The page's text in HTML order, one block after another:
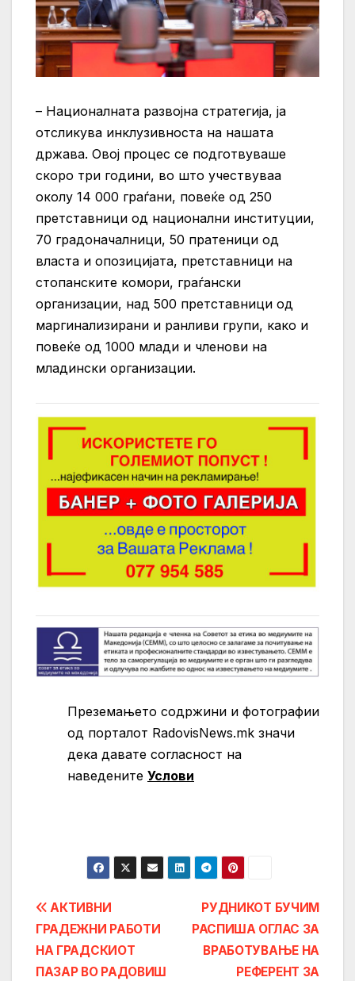
– Националната развојна стратегија, ја
отсликува инклузивноста на нашата
држава. Овој процес се подготвуваше
скоро три години, во што учествуваа
околу 14 000 граѓани, повеќе од 250
претставници од национални институции,
70 градоначалници, 50 пратеници од
власта и опозицијата, претставници на
стопанските комори, граѓански
организации, над 500 претставници од
маргинализирани и ранливи групи, како и
повеќе од 1000 млади и членови на
младински организации.
Преземањето содржини и фотографии
од порталот RadovisNews.mk значи
дека давате согласност на
нaведените Услови
Post
navigation
РУДНИКОТ БУЧИМ
РАСПИША ОГЛАС ЗА
ВРАБОТУВАЊЕ НА
РЕФЕРЕНТ ЗА
АКТИВНИ
ГРАДЕЖНИ РАБОТИ
НА ГРАДСКИОТ
ПАЗАР ВО РАДОВИШ